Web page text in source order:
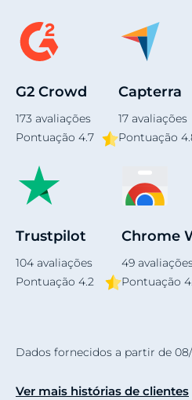
G2 Crowd
173 avaliações
Pontuação 4.7
Capterra
17 avaliações
Pontuação
Trustpilot
104 avaliações
Pontuação 4.2
Chrome
49
Pontuação
Dados fornecidos a partir de 08/
Ver mais histórias de clientes